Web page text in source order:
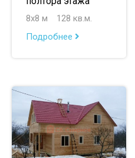
8х8 м
128 кв.м.
Подробнее